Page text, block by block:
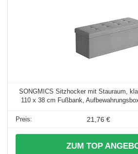
SONGMICS Sitzhocker mit Stauraum,
110 x 38 cm Fußbank,
21,76 €
ZUM TOP